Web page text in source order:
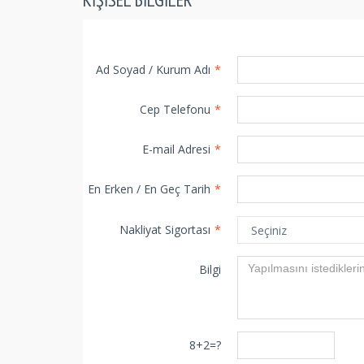
Ad Soyad / Kurum Adı *
Cep Telefonu *
E-mail Adresi *
En Erken / En Geç Tarih *
Nakliyat Sigortası *
Bilgi
8+2=?